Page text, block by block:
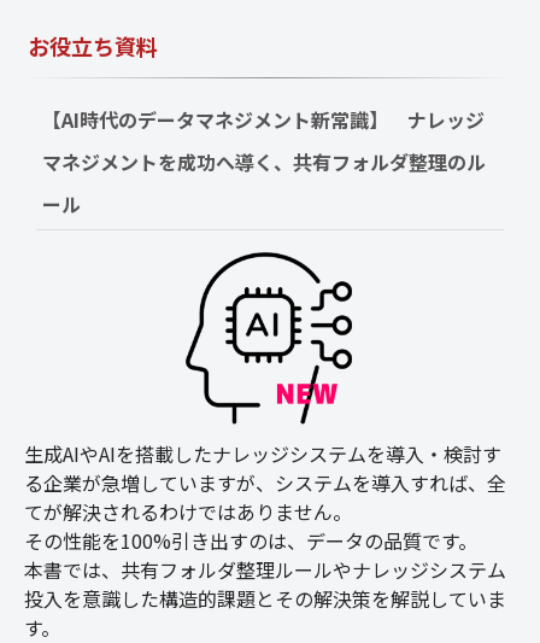
お役立ち資料
【AI時代のデータマネジメント新常識】　ナレッジ
マネジメントを成功へ導く、共有フォルダ整理のル
ール
生成AIやAIを搭載したナレッジシステムを導入・検討す
る企業が急増していますが、システムを導入すれば、全
てが解決されるわけではありません。
その性能を100%引き出すのは、データの品質です。
本書では、共有フォルダ整理ルールやナレッジシステム
投入を意識した構造的課題とその解決策を解説していま
す。